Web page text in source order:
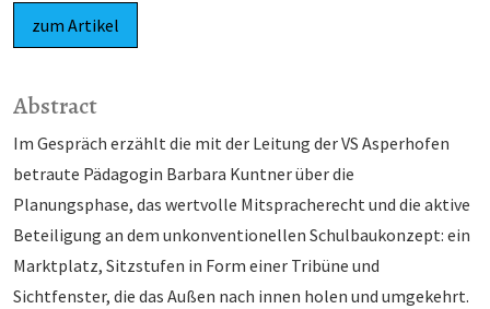
zum Artikel
Abstract
Im Gespräch erzählt die mit der Leitung der VS Asperhofen
betraute Pädagogin Barbara Kuntner über die
Planungsphase, das wertvolle Mitspracherecht und die aktive
Beteiligung an dem unkonventionellen Schulbaukonzept: ein
Marktplatz, Sitzstufen in Form einer Tribüne und
Sichtfenster, die das Außen nach innen holen und umgekehrt.